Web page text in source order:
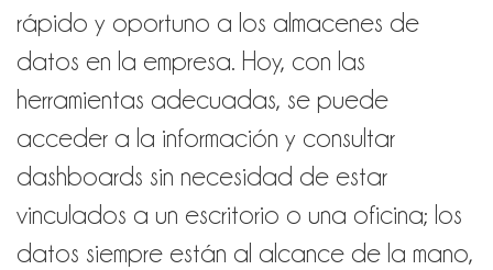
rápido y oportuno a los almacenes de
datos en la empresa. Hoy, con las
herramientas adecuadas, se puede
acceder a la información y consultar
dashboards sin necesidad de estar
vinculados a un escritorio o una oficina; los
datos siempre están al alcance de la mano,